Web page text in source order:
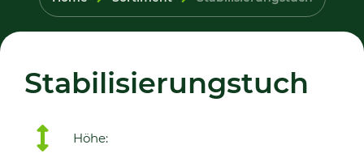
Stabilisierungstuch
Höhe: